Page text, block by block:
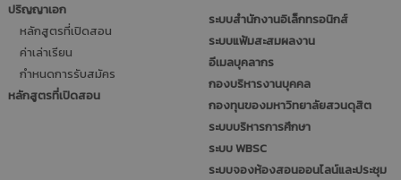
ปริญญาเอก
หลักสูตรที่เปิดสอน
ค่าเล่าเรียน
กำหนดการรับสมัคร
หลักสูตรที่เปิดสอน
ระบบสำนักงานอิเล็กทรอนิกส์
ระบบแฟ้มสะสมผลงาน
อีเมลบุคลากร
กองบริหารงานบุคคล
กองทุนของมหาวิทยาลัยสวนดุสิต
ระบบบริหารการศึกษา
ระบบ WBSC
ระบบจองห้องสอนออนไลน์และประชุม